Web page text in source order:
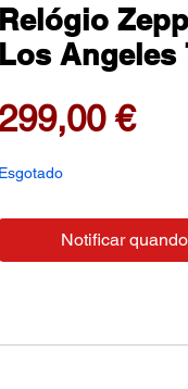
Relógio
Los Angeles
299,00 €
Esgotado
Notificar